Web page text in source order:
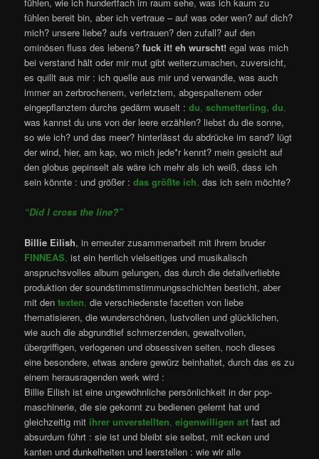
fühlen, wie ich hundertfach im raum sehe, was ich kaum zu
fühlen bereit bin, aber ich vertraue – auf was oder wen? auf dich?
mich? unsere liebe? aufs vertrauen? den zufall? auf den
ominösen fluss des lebens?fuck it! eh wurscht! egal was mich
bei verstand hält oder mir mut gibt weiterzumachen, zuversicht,
es quillt aus mir : ich quelle aus mir und verwandle, was auch
immer an zerbrochenem, verletztem, abgespaltenem oder
eingepflanztem durchs gedärm wuselt :du, schmetterling, du,
was kannst du uns von der leere erzählen? liebst du die sonne,
so wie ich? und das meer? hinterlässt du abdrücke im sand? lügt
der wind, hier, am kap, wo mich jede*r kennt? mein gesicht auf
den globus gepinselt als wäre ich mehr als ich weiß, dass ich
sein könnte : und größer :das größte ich, das ich sein möchte?
“Did I cross the line?”
Billie Eilish, in erneuter zusammenarbeit mit ihrem bruder
FINNEAS, ist ein herrlich vielseitiges und musikalisch
anspruchsvolles album gelungen, das durch die detailverliebte
produktion der soundstimmstimmungsschichten besticht, aber
mit dentexten, die verschiedenste facetten von liebe
thematisieren, die wunderschönen, lustvollen und glücklichen,
wie auch die abgrundtief schmerzenden, gewaltvollen,
übergriffigen, verlogenen und obsessiven seiten, noch dieses
eine besondere, etwas andere gewürz beinhaltet, durch das es zu
einem herausragenden werk wird :
Billie Eilish ist eine ungewöhnliche persönlichkeit in der pop-
maschinerie, die sie gekonnt zu bedienen gelernt hat und
gleichzeitig mit ihrer unverstellten, eigenwilligen art fast ad
absurdum führt : sie ist und bleibt sie selbst, mit ecken und
kanten und dunkelheiten und leerstellen : wie wir alle